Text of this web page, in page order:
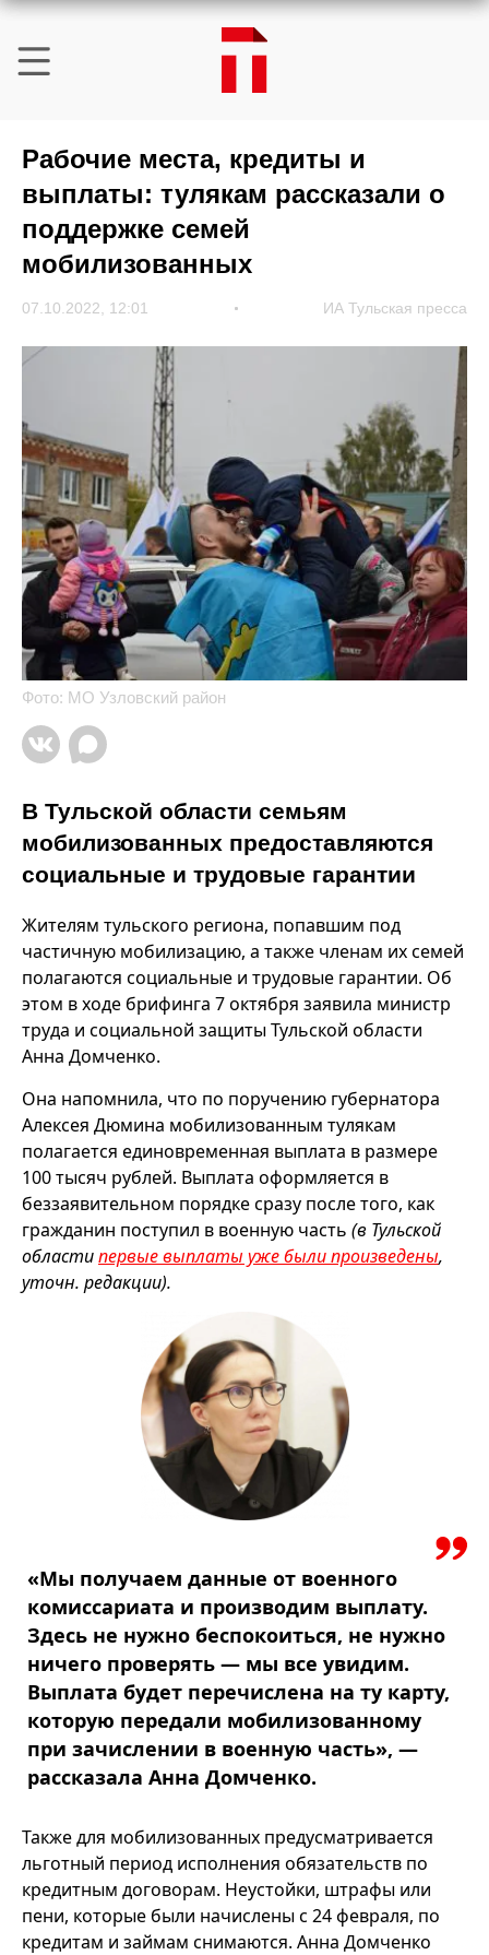
Рабочие места, кредиты и
выплаты: тулякам рассказали о
поддержке семей
мобилизованных
07.10.2022, 12:01 ИА Тульская пресса
Фото: МО Узловский район
В Тульской области семьям
мобилизованных предоставляются
социальные и трудовые гарантии
Жителям тульского региона, попавшим под
частичную мобилизацию, а также членам их семей
полагаются социальные и трудовые гарантии. Об
этом в ходе брифинга 7 октября заявила министр
труда и социальной защиты Тульской области
Анна Домченко.
Она напомнила, что по поручению губернатора
Алексея Дюмина мобилизованным тулякам
полагается единовременная выплата в размере
100 тысяч рублей. Выплата оформляется в
беззаявительном порядке сразу после того, как
гражданин поступил в военную часть (в Тульской
областипервые выплаты уже были произведены,
уточн. редакции).
«Мы получаем данные от военного
комиссариата и производим выплату.
Здесь не нужно беспокоиться, не нужно
ничего проверять — мы все увидим.
Выплата будет перечислена на ту карту,
которую передали мобилизованному
при зачислении в военную часть», —
рассказала Анна Домченко.
Также для мобилизованных предусматривается
льготный период исполнения обязательств по
кредитным договорам. Неустойки, штрафы или
пени, которые были начислены с 24 февраля, по
кредитам и займам снимаются. Анна Домченко